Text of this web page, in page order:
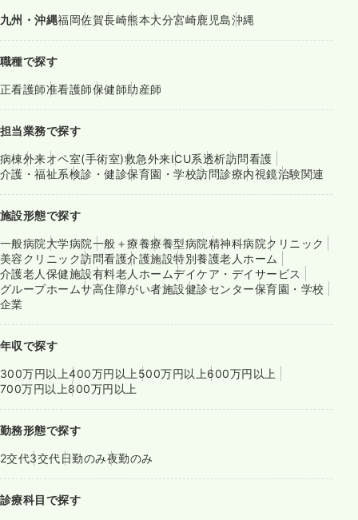
九州・沖縄福岡佐賀長崎熊本大分宮崎鹿児島沖縄
職種で探す
正看護師准看護師保健師助産師
担当業務で探す
病棟外来オペ室(手術室)救急外来ICU系透析訪問看護
介護・福祉系検診・健診保育園・学校訪問診療内視鏡治験関連
施設形態で探す
一般病院大学病院一般＋療養療養型病院精神科病院クリニック
美容クリニック訪問看護介護施設特別養護老人ホーム
介護老人保健施設有料老人ホームデイケア・デイサービス
グループホームサ高住障がい者施設健診センター保育園・学校
企業
年収で探す
300万円以上400万円以上 500万円以上600万円以上
700万円以上800万円以上
勤務形態で探す
2交代3交代日勤のみ夜勤のみ
診療科目で探す